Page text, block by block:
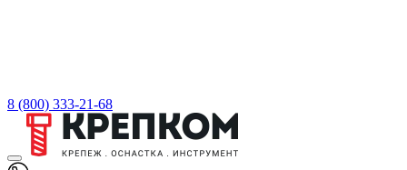
8 (800) 333-21-68